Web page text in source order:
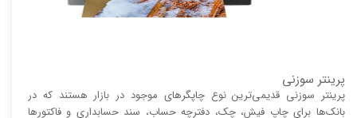
پرینتر سوزنی
پرینتر سوزنی قدیمی‌ترین نوع چاپگر‌های موجود در بازار هستند که در
بانک‌ها برای چاپ فیش، چک، دفترچه حساب، سند حسابداری و فاکتور‌ها